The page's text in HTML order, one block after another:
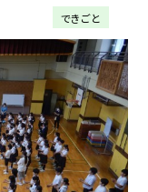
できごと